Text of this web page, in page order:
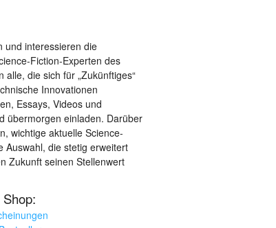
und interessieren die
Fiction-Experten des
die sich für „Zukünftiges“
Innovationen
Essays, Videos und
übermorgen einladen. Darüber
wichtige aktuelle Science-
Auswahl, die stetig erweitert
Zukunft seinen Stellenwert